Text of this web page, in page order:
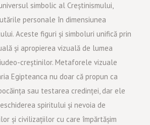
simbolic al Creștinismului,
personale în dimensiunea
Aceste figuri și simboluri unifică prin
și apropierea vizuală de lumea
creștinilor. Metaforele vizuale
Egipteanca nu doar că propun ca
sau testarea credinței, dar ele
spiritului și nevoia de
și civilizațiilor cu care împărtășim